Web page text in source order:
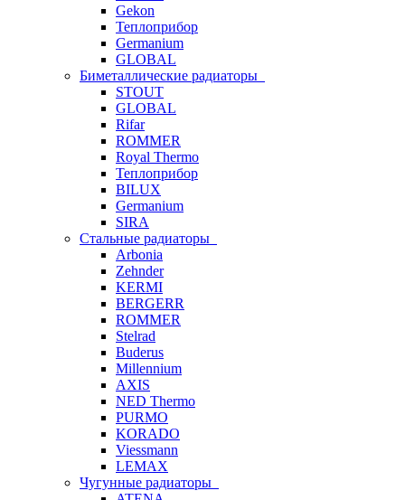
Gekon
Теплоприбор
Germanium
GLOBAL
Биметаллические радиаторы
STOUT
GLOBAL
Rifar
ROMMER
Royal Thermo
Теплоприбор
BILUX
Germanium
SIRA
Стальные радиаторы
Arbonia
Zehnder
KERMI
BERGERR
ROMMER
Stelrad
Buderus
Millennium
AXIS
NED Thermo
PURMO
KORADO
Viessmann
LEMAX
Чугунные радиаторы